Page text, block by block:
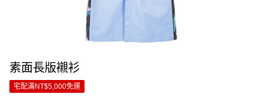
素面長版襯衫
宅配滿NT$5,000免運